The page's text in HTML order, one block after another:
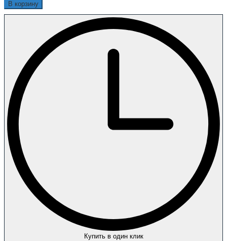
В корзину
Купить в один клик